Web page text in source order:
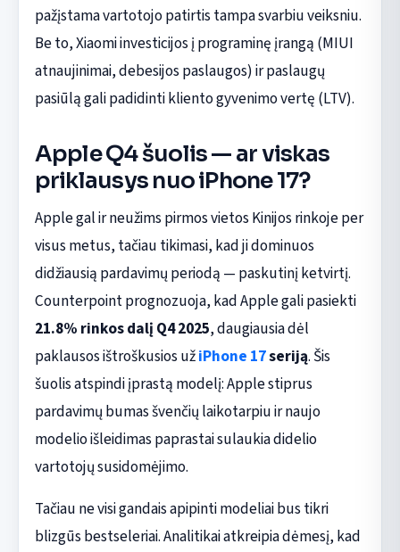
pažįstama vartotojo patirtis tampa svarbiu veiksniu.
Be to, Xiaomi investicijos į programinę įrangą (MIUI
atnaujinimai, debesijos paslaugos) ir paslaugų
pasiūlą gali padidinti kliento gyvenimo vertę (LTV).
Apple Q4 šuolis — ar viskas
priklausys nuo iPhone 17?
Apple gal ir neužims pirmos vietos Kinijos rinkoje per
visus metus, tačiau tikimasi, kad ji dominuos
didžiausią pardavimų periodą — paskutinį ketvirtį.
Counterpoint prognozuoja, kad Apple gali pasiekti
21.8% rinkos dalį Q4 2025, daugiausia dėl
paklausos ištroškusios užiPhone 17seriją. Šis
šuolis atspindi įprastą modelį: Apple stiprus
pardavimų bumas švenčių laikotarpiu ir naujo
modelio išleidimas paprastai sulaukia didelio
vartotojų susidomėjimo.
Tačiau ne visi gandais apipinti modeliai bus tikri
blizgūs bestseleriai. Analitikai atkreipia dėmesį, kad